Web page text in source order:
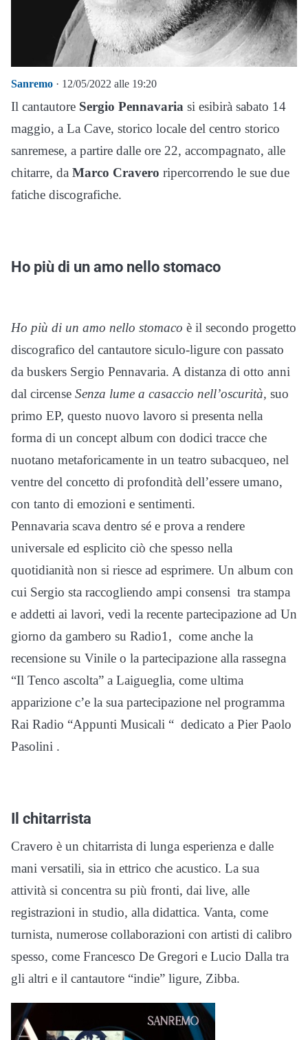
Sanremo · 12/05/2022 alle 19:20
Il cantautore Sergio Pennavaria si esibirà sabato 14
maggio, a La Cave, storico locale del centro storico
sanremese, a partire dalle ore 22, accompagnato, alle
chitarre, da Marco Cravero ripercorrendo le sue due
fatiche discografiche.
Ho più di un amo nello stomaco
Ho più di un amo nello stomaco è il secondo progetto
discografico del cantautore siculo-ligure con passato
da buskers Sergio Pennavaria. A distanza di otto anni
dal circense Senza lume a casaccio nell’oscurità, suo
primo EP, questo nuovo lavoro si presenta nella
forma di un concept album con dodici tracce che
nuotano metaforicamente in un teatro subacqueo, nel
ventre del concetto di profondità dell’essere umano,
con tanto di emozioni e sentimenti.
Pennavaria scava dentro sé e prova a rendere
universale ed esplicito ciò che spesso nella
quotidianità non si riesce ad esprimere. Un album con
cui Sergio sta raccogliendo ampi consensi tra stampa
e addetti ai lavori, vedi la recente partecipazione ad Un
giorno da gambero su Radio1, come anche la
recensione su Vinile o la partecipazione alla rassegna
“Il Tenco ascolta” a Laigueglia, come ultima
apparizione c’e la sua partecipazione nel programma
Rai Radio “Appunti Musicali “ dedicato a Pier Paolo
Pasolini .
Il chitarrista
Cravero è un chitarrista di lunga esperienza e dalle
mani versatili, sia in ettrico che acustico. La sua
attività si concentra su più fronti, dai live, alle
registrazioni in studio, alla didattica. Vanta, come
turnista, numerose collaborazioni con artisti di calibro
spesso, come Francesco De Gregori e Lucio Dalla tra
gli altri e il cantautore “indie” ligure, Zibba.